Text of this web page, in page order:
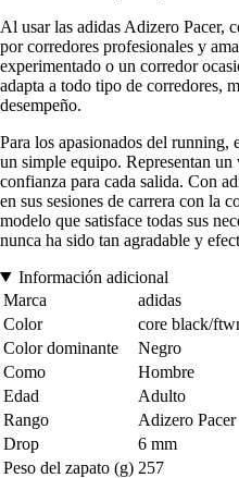
Al usar las adidas Adizero Pacer,
por corredores profesionales y
experimentado o un corredor
adapta a todo tipo de corredores,
desempeño.
Para los apasionados del running,
un simple equipo. Representan
confianza para cada salida. Con
en sus sesiones de carrera con la
modelo que satisface todas sus
nunca ha sido tan agradable y
Información adicional
Marca
adidas
Color
core black/
Color dominante
Negro
Como
Hombre
Edad
Adulto
Rango
Adizero Pacer
Drop
6 mm
Peso del zapato (g) 257